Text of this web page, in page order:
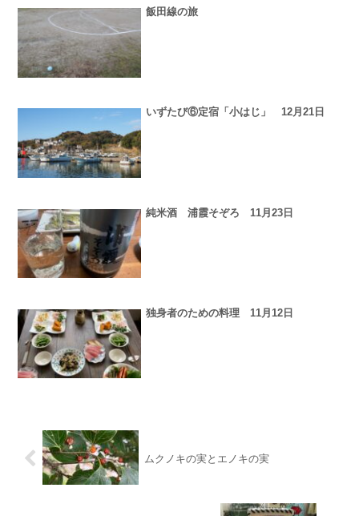
飯田線の旅
いずたび⑥定宿「小はじ」 12月21日
純米酒 浦霞そぞろ 11月23日
独身者のための料理 11月12日
ムクノキの実とエノキの実